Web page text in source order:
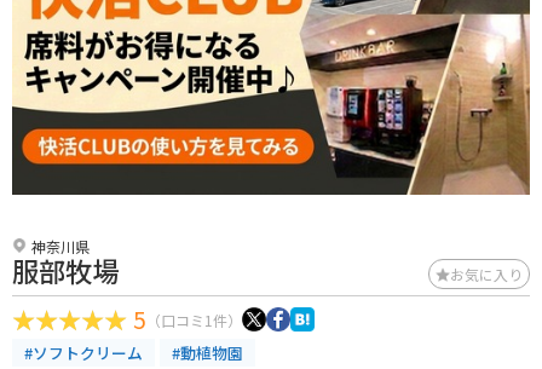
神奈川県
服部牧場 お気に入り
5 （口コミ1件）
#ソフトクリーム #動植物園